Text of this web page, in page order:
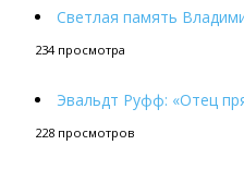
Светлая память
234 просмотра
Эвальдт Руфф: «Отец
228 просмотров